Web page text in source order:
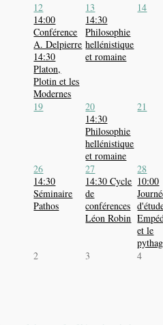
12
14:00
Conférence
A. Delpierre
14:30
Platon,
Plotin et les
Modernes
13
14:30
Philosophie
hellénistique
et romaine
14
19
20
14:30
Philosophie
hellénistique
et romaine
21
26
14:30
Séminaire
Pathos
27
14:30 Cycle
de
conférences
Léon Robin
28
10:00
et le
2 3 4